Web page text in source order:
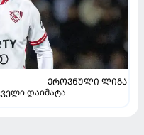
ᲔᲠᲝᲕᲜᲣᲚᲘ ᲚᲘᲒᲐ
დაიმატა